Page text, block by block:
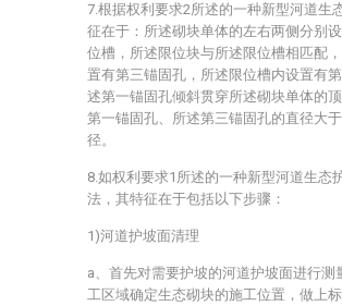
7.根据权利要求2所述的一种新型河道生
征在于：所述砌块单体的左右两侧分别
位槽，所述限位块与所述限位槽相匹配
置有第三锚固孔，所述限位槽内设置有
述第一锚固孔倾斜贯穿所述砌块单体的
第一锚固孔、所述第三锚固孔的直径大
径。
8.如权利要求1所述的一种新型河道生态
法，其特征在于包括以下步骤：
1)河道护坡面清理
a、首先对需要护坡的河道护坡面进行测
工区域确定生态砌块的施工位置，做上标